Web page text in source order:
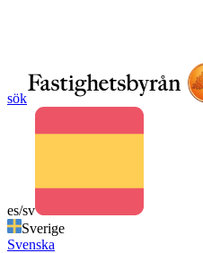
sök
es/sv
Sverige
Svenska